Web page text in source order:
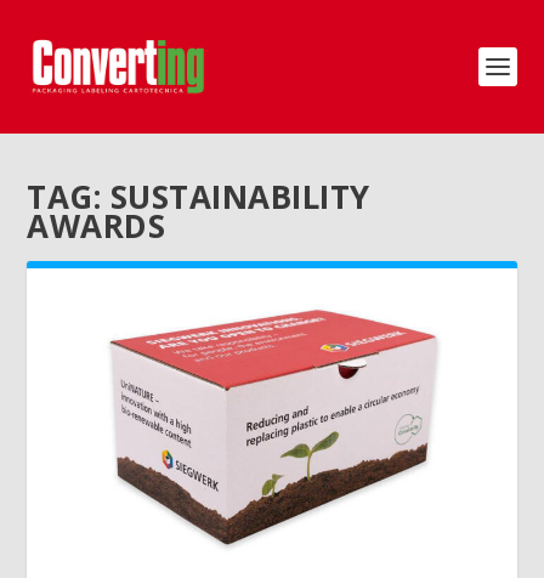
TAG: SUSTAINABILITY
AWARDS